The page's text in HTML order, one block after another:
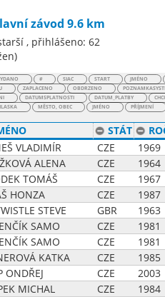
závod 9.6 km
, přihlášeno: 62
)
# SIAC START
JMÉNO
ZAPLACENO OBDRZENO
DATUMSPLATNOSTI DATUM_PLATBY
MĚSTO, OBEC JMÉNO
PŘÍJMENÍ
STÁT
VLADIMÍR CZE
1969
ALENA CZE
1964
TOMÁŠ CZE
1967
HONZA CZE
1987
STEVE GBR
1963
SAMO CZE
1981
SAMO CZE
1981
KATKA CZE
1985
ONDŘEJ CZE
2003
MICHAL CZE
1984